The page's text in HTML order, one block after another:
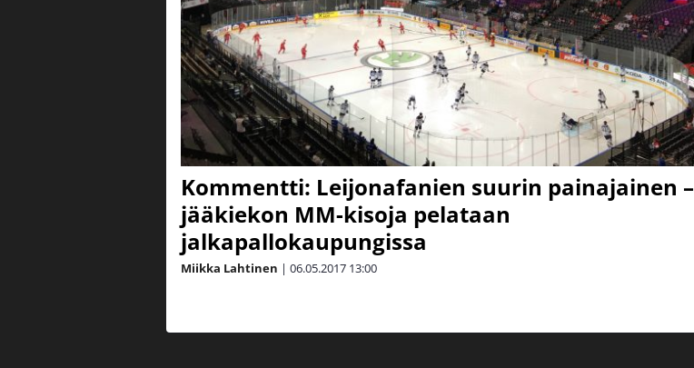
Kommentti: Leijonafanien suurin painajainen –
jääkiekon MM-kisoja pelataan
jalkapallokaupungissa
Miikka Lahtinen | 06.05.2017 13:00